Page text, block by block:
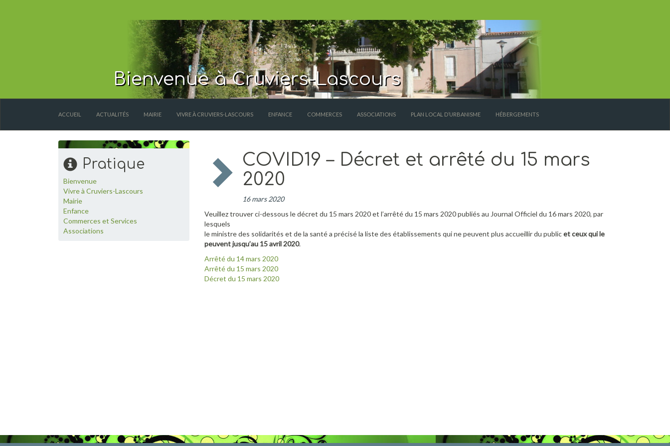
Bienvenue à Cruviers-Lascours
ACCUEIL ACTUALITÉS MAIRIE VIVRE À CRUVIERS-LASCOURS ENFANCE COMMERCES ASSOCIATIONS PLAN LOCAL D’URBANISME HÉBERGEMENTS
COVID19 – Décret et arrêté du 15 mars
2020
16 mars 2020
Veuillez trouver ci-dessous le décret du 15 mars 2020 et l’arrêté du 15 mars 2020 publiés au Journal Officiel du 16 mars 2020, par
lesquels
le ministre des solidarités et de la santé a précisé la liste des établissements qui ne peuvent plus accueillir du publicet ceux qui le
peuvent jusqu’au 15 avril 2020.
Arrêté du 14 mars 2020
Arrêté du 15 mars 2020
Décret du 15 mars 2020
Pratique
Bienvenue
Vivre à Cruviers-Lascours
Mairie
Enfance
Commerces et Services
Associations